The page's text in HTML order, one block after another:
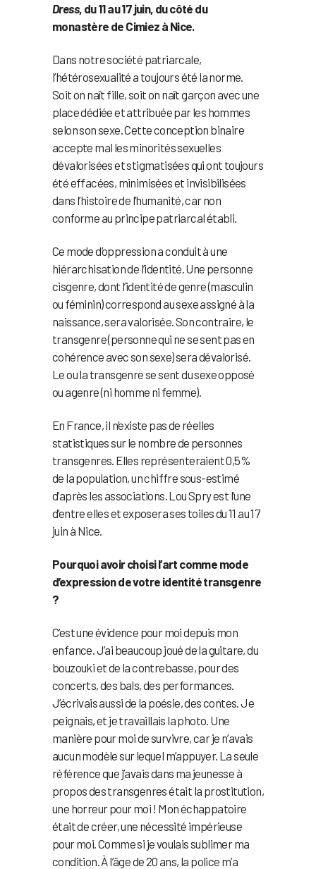
Dress, du 11 au 17 juin, du côté du
monastère de Cimiez à Nice.
Dans notre société patriarcale,
l’hétérosexualité a toujours été la norme.
Soit on naît fille, soit on naît garçon avec une
place dédiée et attribuée par les hommes
selon son sexe. Cette conception binaire
accepte mal les minorités sexuelles
dévalorisées et stigmatisées qui ont toujours
été effacées, minimisées et invisibilisées
dans l’histoire de l’humanité, car non
conforme au principe patriarcal établi.
Ce mode d’oppression a conduit à une
hiérarchisation de l’identité. Une personne
cisgenre, dont l’identité de genre (masculin
ou féminin) correspond au sexe assigné à la
naissance, sera valorisée. Son contraire, le
transgenre (personne qui ne se sent pas en
cohérence avec son sexe) sera dévalorisé.
Le ou la transgenre se sent du sexe opposé
ou agenre (ni homme ni femme).
En France, il n’existe pas de réelles
statistiques sur le nombre de personnes
transgenres. Elles représenteraient 0,5%
de la population, un chiffre sous-estimé
d’après les associations. Lou Spry est l’une
d’entre elles et exposera ses toiles du 11 au 17
juin à Nice.
Pourquoi avoir choisi l’art comme mode
d’expression de votre identité transgenre
?
C’est une évidence pour moi depuis mon
enfance. J’ai beaucoup joué de la guitare, du
bouzouki et de la contrebasse, pour des
concerts, des bals, des performances.
J’écrivais aussi de la poésie, des contes. Je
peignais, et je travaillais la photo. Une
manière pour moi de survivre, car je n’avais
aucun modèle sur lequel m’appuyer. La seule
référence que j’avais dans ma jeunesse à
propos des transgenres était la prostitution,
une horreur pour moi ! Mon échappatoire
était de créer, une nécessité impérieuse
pour moi. Comme si je voulais sublimer ma
condition. À l’âge de 20 ans, la police m’a